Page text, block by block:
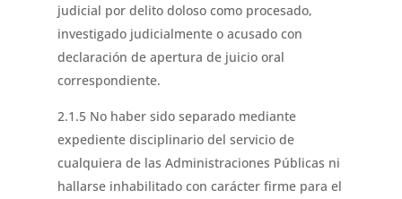
judicial por delito doloso como procesado,
investigado judicialmente o acusado con
declaración de apertura de juicio oral
correspondiente.
2.1.5 No haber sido separado mediante
expediente disciplinario del servicio de
cualquiera de las Administraciones Públicas ni
hallarse inhabilitado con carácter firme para el